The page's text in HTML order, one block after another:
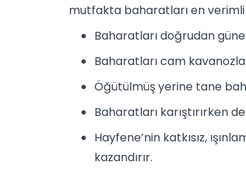
mutfakta baharatları en
Baharatları doğrudan
Baharatları cam
Öğütülmüş yerine tane
Baharatları karıştırırken
Hayfene’nin katkısız,
kazandırır.